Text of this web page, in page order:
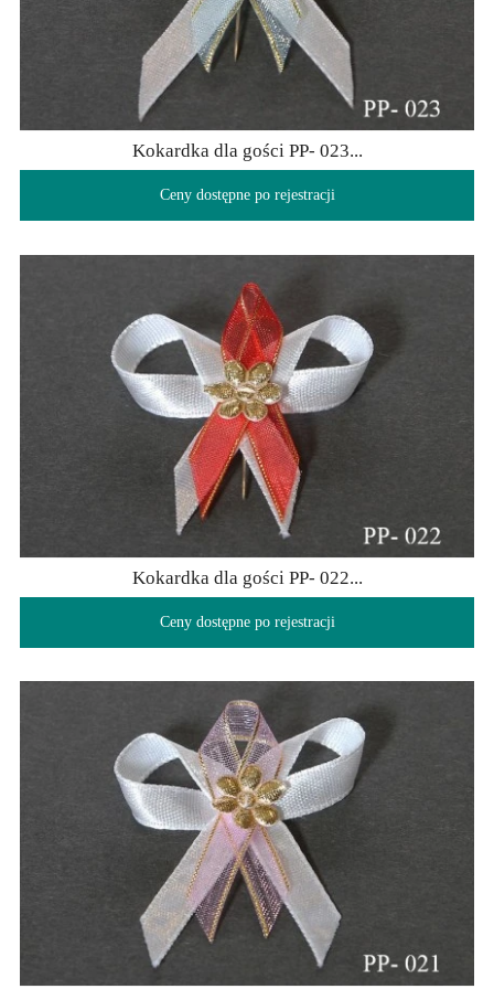
Kokardka dla gości PP- 023...
Ceny dostępne po rejestracji
Kokardka dla gości PP- 022...
Ceny dostępne po rejestracji